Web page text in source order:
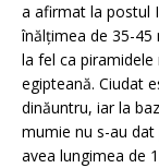
a afirmat la postul
înălțimea de 35-45
la fel ca
egipteană. Ciudat
dinăuntru, iar la
mumie nu s-au
avea lungimea de